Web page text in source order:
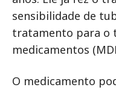
sensibilidade de
tratamento para o
medicamentos
O medicamento